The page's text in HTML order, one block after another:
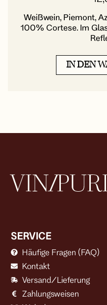
Weißwein, Piemont,
100% Cortese. Im
IN DEN
SERVICE
Häufige Fragen (FAQ)
Kontakt
Versand/Lieferung
Zahlungsweisen